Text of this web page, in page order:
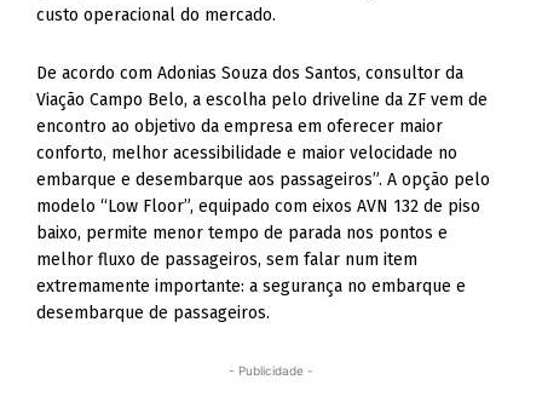
custo operacional do mercado.
De acordo com Adonias Souza dos Santos, consultor da
Viação Campo Belo, a escolha pelo driveline da ZF vem de
encontro ao objetivo da empresa em oferecer maior
conforto, melhor acessibilidade e maior velocidade no
embarque e desembarque aos passageiros”. A opção pelo
modelo “Low Floor”, equipado com eixos AVN 132 de piso
baixo, permite menor tempo de parada nos pontos e
melhor fluxo de passageiros, sem falar num item
extremamente importante: a segurança no embarque e
desembarque de passageiros.
- Publicidade -